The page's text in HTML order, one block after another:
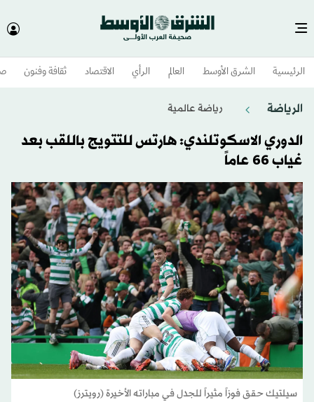
الرئيسية الشرق الأوسط​ العالم الرأي الاقتصاد ثقافة وفنون
الرياضة رياضة عالمية
الدوري الاسكوتلندي: هارتس للتتويج باللقب بعد
غياب 66 عاماً
سيلتيك حقق فوزاً مثيراً للجدل في مباراته الأخيرة (رويترز)